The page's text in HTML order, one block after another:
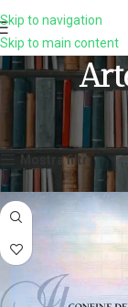
Skip to navigation
Skip to main content
Prodotti
Mostra filtri